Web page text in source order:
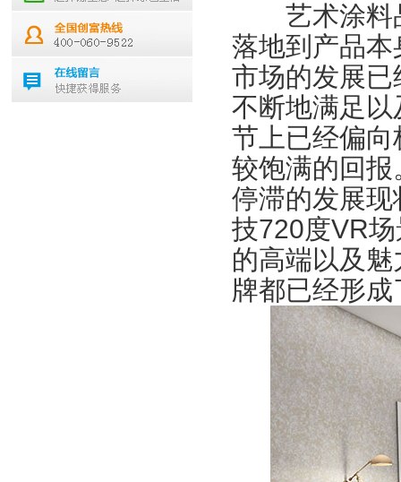
艺术涂料品
落地到产品
市场的发展
不断地满足
节上已经偏
较饱满的回
停滞的发展
技720度VR
的高端以及
牌都已经形